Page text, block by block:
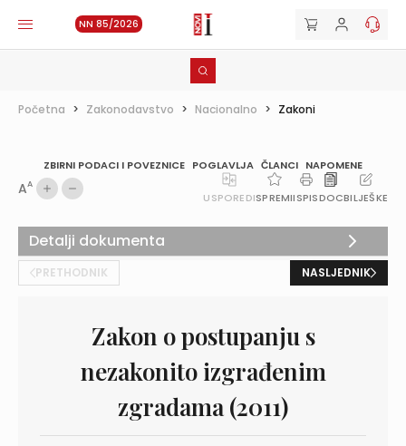
NN 85/2026
Početna > Zakonodavstvo > Nacionalno > Zakoni
ZBIRNI PODACI I POVEZNICE POGLAVLJA ČLANCI NAPOMENE
AA
USPOREDISPREMIISPISDOCBILJEŠKE
PRETHODNIK NASLJEDNIK
Zakon o postupanju s
nezakonito izgrađenim
zgradama (2011)
Detalji dokumenta